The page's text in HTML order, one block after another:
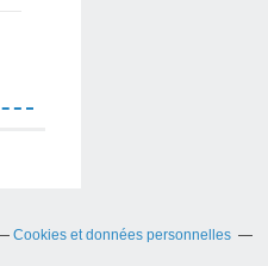
Cookies et données personnelles